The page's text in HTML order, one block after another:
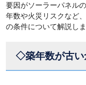
要因がソーラーパネル
年数や火災リスクなど
の条件について解説しま
◇築年数が古い